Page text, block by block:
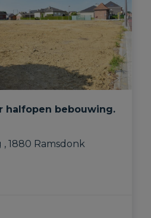
halfopen bebouwing.
1880 Ramsdonk